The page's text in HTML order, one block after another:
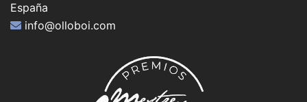
España
info@olloboi.com